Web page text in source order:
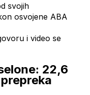
svojih
osvojenе ABA
i video se
22,6